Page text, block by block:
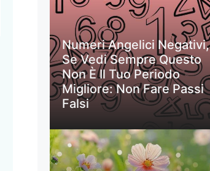
Numeri Angelici Negativi,
Se Vedi Sempre Questo
Non È Il Tuo Periodo
Migliore: Non Fare Passi
Falsi